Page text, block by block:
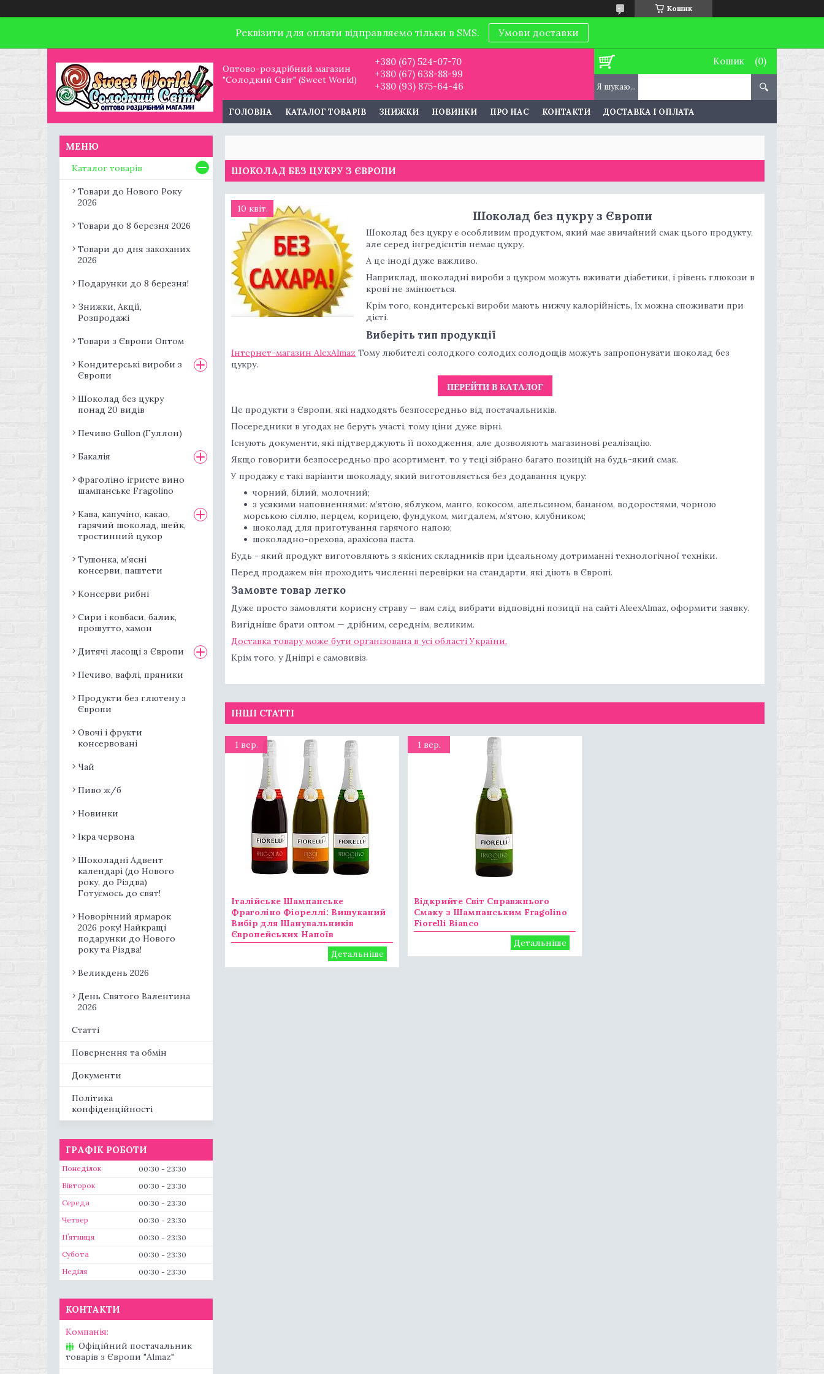
Кошик
Реквізити для оплати відправляємо тільки в SMS. Умови доставки
Оптово-роздрібний магазин
"Солодкий Світ" (Sweet World)
+380 (67) 524-07-70
+380 (67) 638-88-99
+380 (93) 875-64-46
Кошик
ГОЛОВНА КАТАЛОГ ТОВАРІВ ЗНИЖКИ НОВИНКИ ПРО НАС КОНТАКТИ ДОСТАВКА І ОПЛАТА
ШОКОЛАД БЕЗ ЦУКРУ З ЄВРОПИ
10 квіт. Шоколад без цукру з Європи
Шоколад без цукру є особливим продуктом, який має звичайний смак цього продукту,
але серед інгредієнтів немає цукру.
А це іноді дуже важливо.
Наприклад, шоколадні вироби з цукром можуть вживати діабетики, і рівень глюкози в
крові не змінюється.
Крім того, кондитерські вироби мають нижчу калорійність, їх можна споживати при
дієті.
Виберіть тип продукції
Інтернет-магазин AlexAlmaz Тому любителі солодкого солодих солодощів можуть запропонувати шоколад без
цукру.
Це продукти з Європи, які надходять безпосередньо від постачальників.
Посередники в угодах не беруть участі, тому ціни дуже вірні.
Існують документи, які підтверджують її походження, але дозволяють магазинові реалізацію.
Якщо говорити безпосередньо про асортимент, то у теці зібрано багато позицій на будь-який смак.
У продажу є такі варіанти шоколаду, який виготовляється без додавання цукру:
чорний, білий, молочний;
з усякими наповненнями: м’ятою, яблуком, манго, кокосом, апельсином, бананом, водоростями, чорною
морською сіллю, перцем, корицею, фундуком, мигдалем, м’ятою, клубником;
шоколад для приготування гарячого напою;
шоколадно-орехова, арахісова паста.
Будь - який продукт виготовляють з якісних складників при ідеальному дотриманні технологічної техніки.
Перед продажем він проходить численні перевірки на стандарти, які діють в Європі.
Замовте товар легко
Дуже просто замовляти корисну страву — вам слід вибрати відповідні позиції на сайті AleexAlmaz, оформити заявку.
Вигідніше брати оптом — дрібним, середнім, великим.
Доставка товару може бути організована в усі області України.
Крім того, у Дніпрі є самовивіз.
ІНШІ СТАТТІ
1 вер.
Італійське Шампанське
Фраголіно Фіореллі: Вишуканий
Вибір для Шанувальників
Європейських Напоїв
1 вер.
Відкрийте Світ Справжнього
Смаку з Шампанським Fragolino
Fiorelli Bianco
Каталог товарів
Товари до Нового Року
2026
Товари до 8 березня 2026
Товари до дня закоханих
2026
Подарунки до 8 березня!
Знижки, Акції,
Розпродажі
Товари з Європи Оптом
Кондитерські вироби з
Європи
Шоколад без цукру
понад 20 видів
Печиво Gullon (Гуллон)
Бакалія
Фраголіно ігристе вино
шампанське Fragolino
Кава, капучіно, какао,
гарячий шоколад, шейк,
тростинний цукор
Тушонка, м'ясні
консерви, паштети
Консерви рибні
Сири і ковбаси, балик,
прошутто, хамон
Дитячі ласощі з Європи
Печиво, вафлі, пряники
Продукти без глютену з
Європи
Овочі і фрукти
консервовані
Чай
Пиво ж/б
Новинки
Ікра червона
Шоколадні Адвент
календарі (до Нового
року, до Різдва)
Готуємось до свят!
Новорічний ярмарок
2026 року! Найкращі
подарунки до Нового
року та Різдва!
Великдень 2026
День Святого Валентина
2026
Статті
Повернення та обмін
Документи
Політика
конфіденційності
ГРАФІК РОБОТИ
Понеділок 00:30
23:30
Вівторок
00:30
23:30
Середа
00:30
23:30
Четвер
00:30
23:30
Пʼятниця
00:30
23:30
Субота
00:30
23:30
Неділя
00:30 23:30
КОНТАКТИ
Офіційний постачальник
товарів з Європи "Almaz"